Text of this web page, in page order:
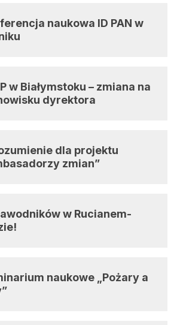
naukowa ID PAN w
w Białymstoku – zmiana na
dyrektora
dla projektu
zmian”
w Rucianem-
naukowe „Pożary a